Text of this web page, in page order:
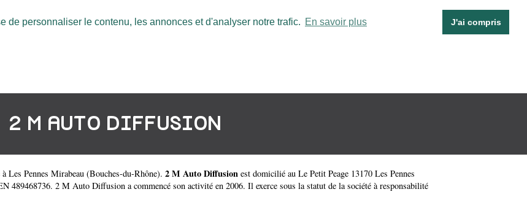
de personnaliser le contenu, les annonces et d'analyser notre trafic. En savoir plus J'ai compris
2 M AUTO DIFFUSION
Les Pennes Mirabeau (Bouches-du-Rhône). 2 M Auto Diffusion est domicilié au Le Petit Peage 13170 Les Pennes
2 M Auto Diffusion a commencé son activité en 2006. Il exerce sous la statut de la société à responsabilité